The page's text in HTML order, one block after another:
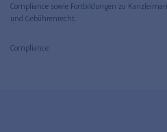
Compliance sowie Fortbildungen zu
und Gebührenrecht.
Compliance